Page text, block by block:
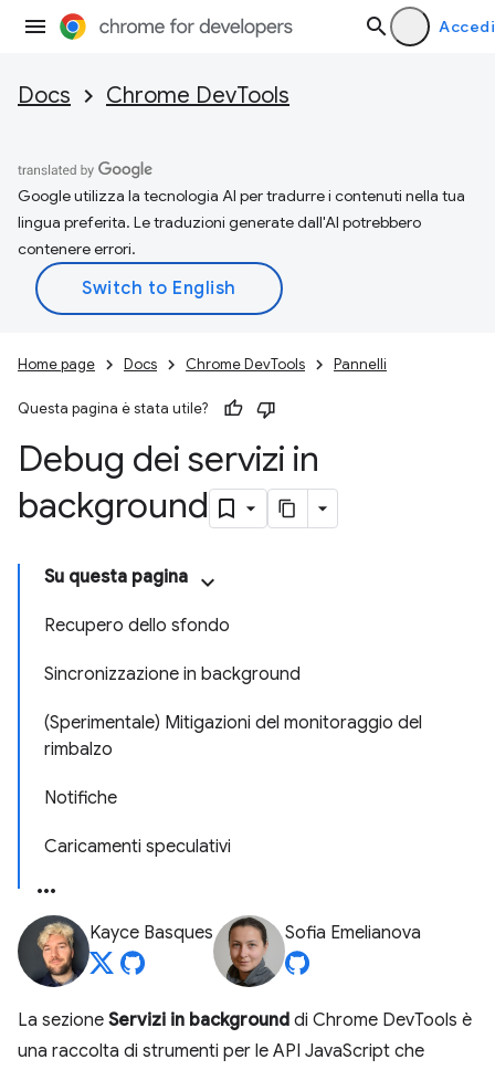
Accedi
Docs Chrome DevTools
Google utilizza la tecnologia AI per tradurre i contenuti nella tua
lingua preferita. Le traduzioni generate dall'AI potrebbero
contenere errori.
Home page Docs Chrome DevTools Pannelli
Questa pagina è stata utile?
Debug dei servizi in
background
Su questa pagina
Recupero dello sfondo
Sincronizzazione in background
(Sperimentale) Mitigazioni del monitoraggio del
rimbalzo
Notifiche
Caricamenti speculativi
Kayce Basques Sofia Emelianova
La sezione Servizi in background di Chrome DevTools è
una raccolta di strumenti per le API JavaScript che